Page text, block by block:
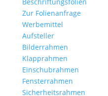
Zur Folienanfrage
Werbemittel
Aufsteller
Bilderrahmen
Klapprahmen
Einschubrahmen
Fensterrahmen
Sicherheitsrahmen